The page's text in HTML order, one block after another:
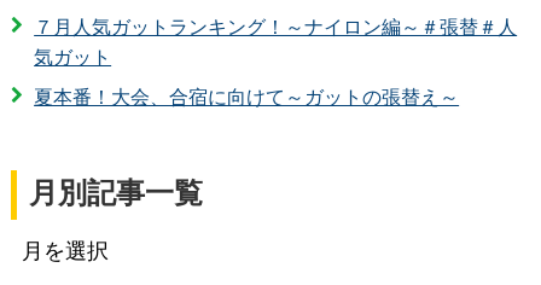
７月人気ガットランキング！～ナイロン編～＃張替＃人
気ガット
夏本番！大会、合宿に向けて～ガットの張替え～
月別記事一覧